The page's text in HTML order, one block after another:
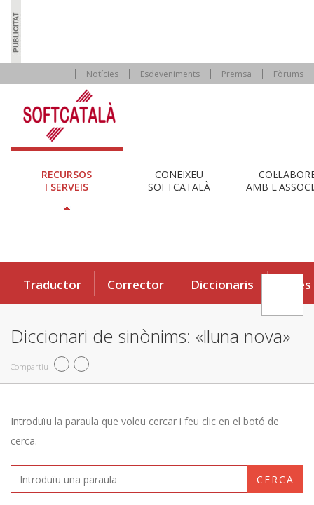
Notícies Esdeveniments Premsa Fòrums
RECURSOS
I SERVEIS
CONEIXEU
SOFTCATALÀ
AMB
Traductor Corrector Diccionaris Eines
Diccionari de sinònims: «lluna nova»
Compartiu
Introduïu la paraula que voleu cercar i feu clic en el botó de
cerca.
CERCA